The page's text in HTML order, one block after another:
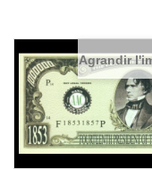
Agrandir